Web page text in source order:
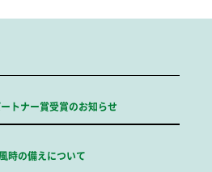
ナー賞受賞のお知らせ
時の備えについて